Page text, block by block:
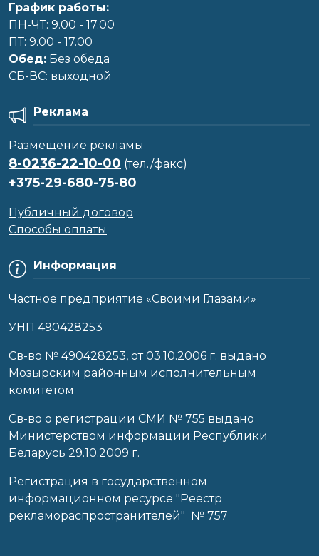
График работы:
ПН-ЧТ: 9.00 - 17.00
ПТ: 9.00 - 17.00
Обед: Без обеда
CБ-ВС: выходной
Информация
Частное предприятие «Своими Глазами»
УНП 490428253
Cв-во № 490428253, от 03.10.2006 г. выдано
Мозырским районным исполнительным
комитетом
Св-во о регистрации СМИ № 755 выдано
Министерством информации Республики
Беларусь 29.10.2009 г.
Регистрация в государственном
информационном ресурсе "Реестр
рекламораспространителей" № 757
Реклама
Размещение рекламы
8-0236-22-10-00 (тел./факс)
+375-29-680-75-80
Публичный договор
Способы оплаты